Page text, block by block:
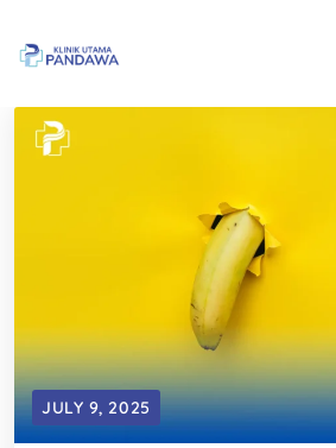
JULY 9, 2025